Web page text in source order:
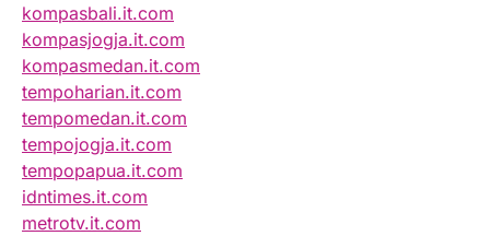
kompasbali.it.com
kompasjogja.it.com
kompasmedan.it.com
tempoharian.it.com
tempomedan.it.com
tempojogja.it.com
tempopapua.it.com
idntimes.it.com
metrotv.it.com